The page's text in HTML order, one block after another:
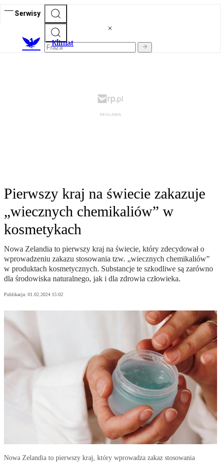
Serwisy
Klimat
Pierwszy kraj na świecie zakazuje
„wiecznych chemikaliów” w
kosmetykach
Nowa Zelandia to pierwszy kraj na świecie, który zdecydował o
wprowadzeniu zakazu stosowania tzw. „wiecznych chemikaliów”
w produktach kosmetycznych. Substancje te szkodliwe są zarówno
dla środowiska naturalnego, jak i dla zdrowia człowieka.
Publikacja: 01.02.2024 15:02
Nowa Zelandia to pierwszy kraj, który wprowadza zakaz stosowania